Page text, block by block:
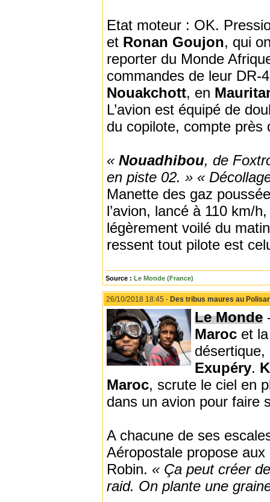
Etat moteur : OK.
et Ronan Goujon, qui
reporter du Monde
commandes de leur
Nouakchott, en
L’avion est équipé de
du copilote, compte près
« Nouadhibou, de
en piste 02. » «
Manette des gaz
l’avion, lancé à 110 km/
légèrement voilé du
ressent tout pilote est
Source : Le Monde (France)
26/10/2018 18:45 - Des tribus maures au
Le Monde
Maroc et
Exupéry.
Maroc, scrute le ciel en
dans un avion pour faire
A chacune de ses
Aéropostale propose aux
Robin. « Ça peut créer
raid. On plante une